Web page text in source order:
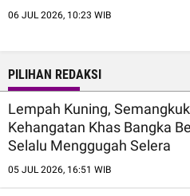
06 JUL 2026, 10:23 WIB
PILIHAN REDAKSI
Lempah Kuning, Semangkuk
Kehangatan Khas Bangka
Selalu Menggugah Selera
05 JUL 2026, 16:51 WIB